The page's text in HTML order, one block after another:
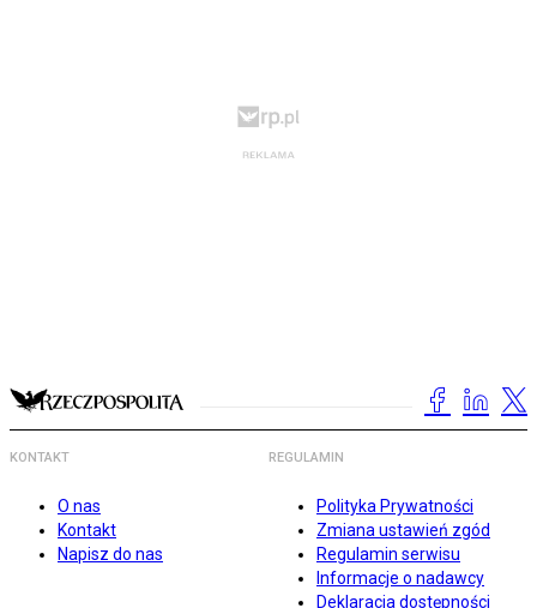
KONTAKT
O nas
Kontakt
Napisz do nas
REGULAMIN
Polityka Prywatności
Zmiana ustawień zgód
Regulamin serwisu
Informacje o nadawcy
Deklaracja dostępności